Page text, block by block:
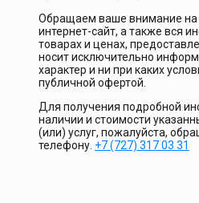
Обращаем ваше внимание на
интернет-сайт, а также вся
товарах и ценах,
носит исключительно
характер и ни при каких
публичной офертой.
Для получения подробной
наличии и стоимости
(или) услуг, пожалуйста,
телефону. +7 (727) 317 03 31